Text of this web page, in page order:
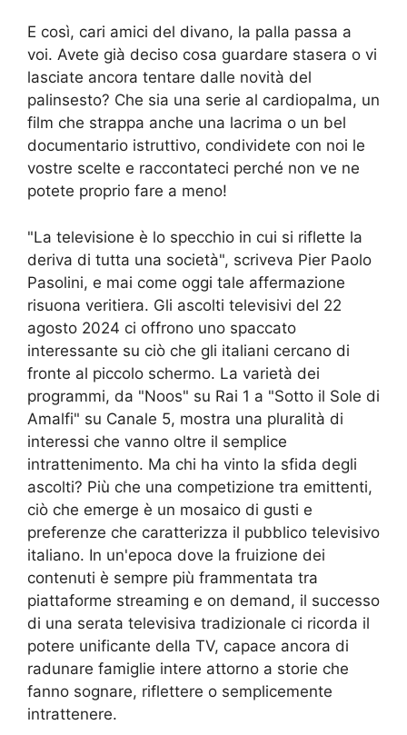
E così, cari amici del divano, la palla passa a
voi. Avete già deciso cosa guardare stasera o vi
lasciate ancora tentare dalle novità del
palinsesto? Che sia una serie al cardiopalma, un
film che strappa anche una lacrima o un bel
documentario istruttivo, condividete con noi le
vostre scelte e raccontateci perché non ve ne
potete proprio fare a meno!
"La televisione è lo specchio in cui si riflette la
deriva di tutta una società", scriveva Pier Paolo
Pasolini, e mai come oggi tale affermazione
risuona veritiera. Gli ascolti televisivi del 22
agosto 2024 ci offrono uno spaccato
interessante su ciò che gli italiani cercano di
fronte al piccolo schermo. La varietà dei
programmi, da "Noos" su Rai 1 a "Sotto il Sole di
Amalfi" su Canale 5, mostra una pluralità di
interessi che vanno oltre il semplice
intrattenimento. Ma chi ha vinto la sfida degli
ascolti? Più che una competizione tra emittenti,
ciò che emerge è un mosaico di gusti e
preferenze che caratterizza il pubblico televisivo
italiano. In un'epoca dove la fruizione dei
contenuti è sempre più frammentata tra
piattaforme streaming e on demand, il successo
di una serata televisiva tradizionale ci ricorda il
potere unificante della TV, capace ancora di
radunare famiglie intere attorno a storie che
fanno sognare, riflettere o semplicemente
intrattenere.